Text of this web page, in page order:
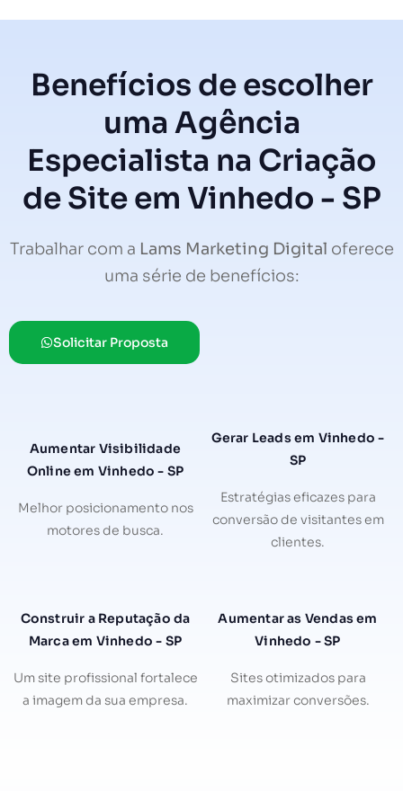
Benefícios de escolher
uma Agência
Especialista na Criação
de Site em Vinhedo - SP
Trabalhar com a Lams Marketing Digital oferece
uma série de benefícios:
Solicitar Proposta
Aumentar Visibilidade
Online em Vinhedo - SP
Melhor posicionamento nos
motores de busca.
Gerar Leads em Vinhedo -
SP
Estratégias eficazes para
conversão de visitantes em
clientes.
Construir a Reputação da
Marca em Vinhedo - SP
Um site profissional fortalece
a imagem da sua empresa.
Aumentar as Vendas em
Vinhedo - SP
Sites otimizados para
maximizar conversões.